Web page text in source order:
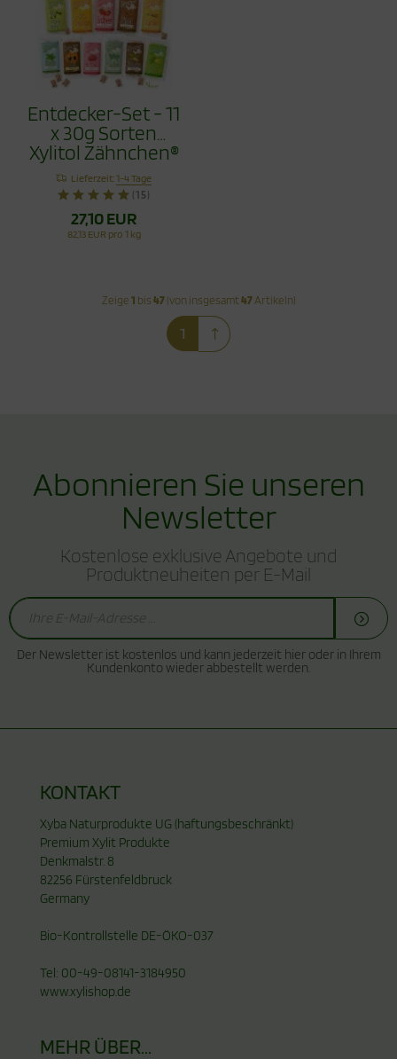
Entdecker-Set - 11
x 30g Sorten
Xylitol Zähnchen®
330g
Lieferzeit:1-4 Tage
(15)
27,10 EUR
82,13 EUR pro 1 kg
Zeige 1 bis 47(von insgesamt47Artikeln)
1
Abonnieren Sie unseren
Newsletter
Kostenlose exklusive Angebote und
Produktneuheiten per E-Mail
Der Newsletter ist kostenlos und kann jederzeit hier oder in Ihrem
Kundenkonto wieder abbestellt werden.
KONTAKT
Xyba Naturprodukte UG (haftungsbeschränkt)
Premium Xylit Produkte
Denkmalstr. 8
82256 Fürstenfeldbruck
Germany
Bio-Kontrollstelle DE-ÖKO-037
Tel: 00-49-08141-3184950
www.xylishop.de
MEHR ÜBER...